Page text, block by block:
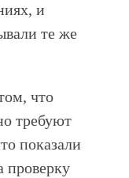
и
те же
что
требуют
показали
проверку